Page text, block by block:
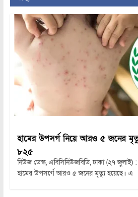
হামের উপসর্গ নিয়ে আরও ৫ জনের
৮২৫
নিউজ ডেস্ক, এবিসিনিউজবিডি, ঢাকা (২৭ জুলাই)
হামের উপসর্গে আরও ৫ জনের মৃত্যু হয়েছে। এ